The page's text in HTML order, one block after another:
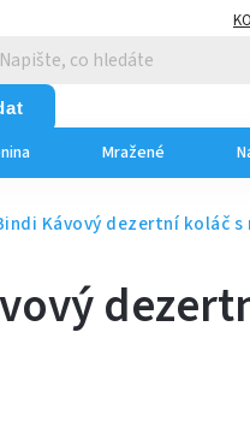
Mražené
Kávový dezertní koláč s